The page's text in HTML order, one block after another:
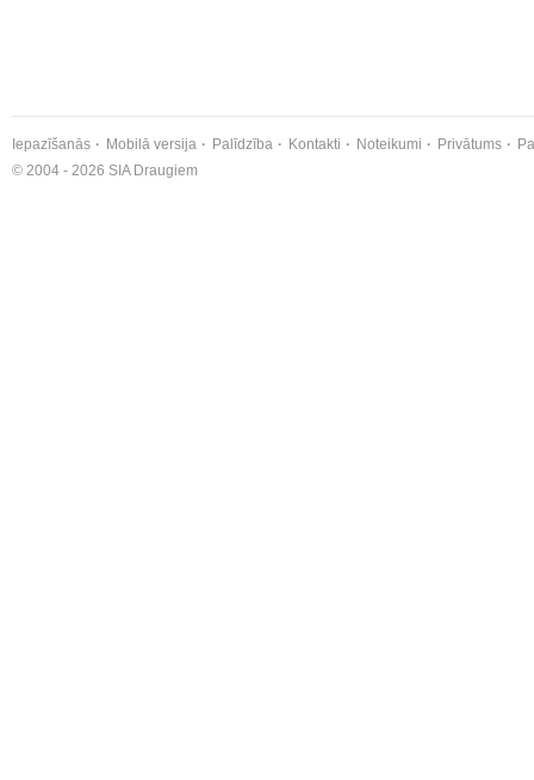
Iepazīšanās Mobilā versija Palīdzība Kontakti Noteikumi Privātums
© 2004 - 2026 SIA Draugiem